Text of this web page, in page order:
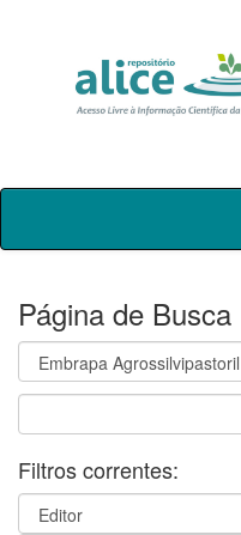
Skip
Página de Busca
Filtros correntes: